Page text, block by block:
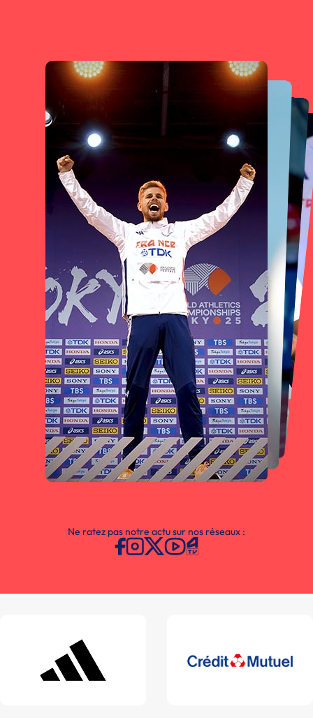
Ne ratez pas notre actu sur nos réseaux :